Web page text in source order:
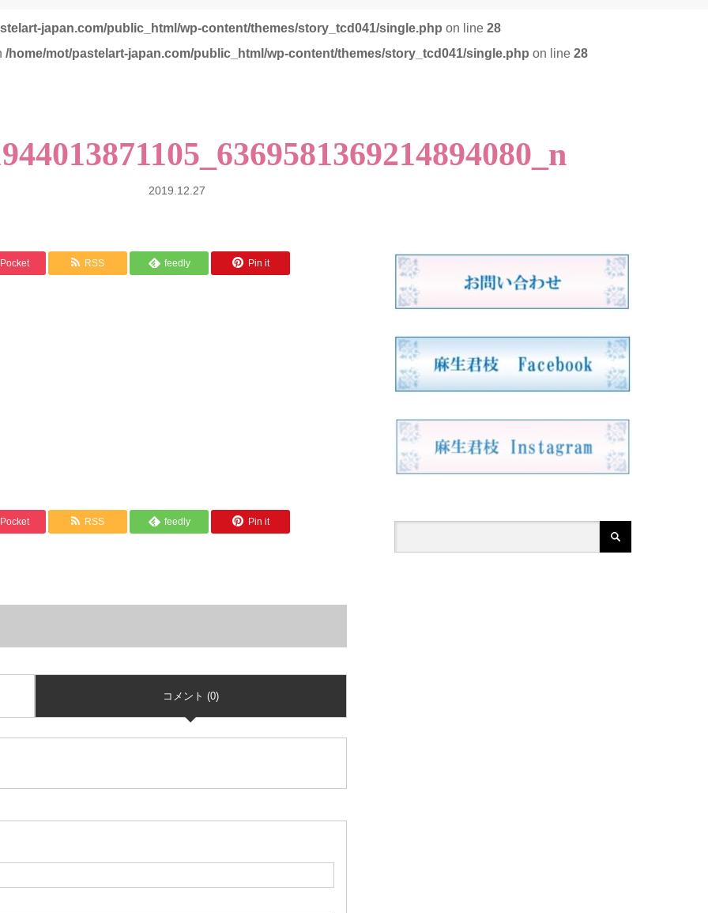
japan.com/public_html/wp-content/themes/story_tcd041/single.php on line 28
/home/mot/pastelart-japan.com/public_html/wp-content/themes/story_tcd041/single.php on line 28
2019.12.27
Pocket RSS feedly Pin it
Pocket RSS feedly Pin it
コメント (0)